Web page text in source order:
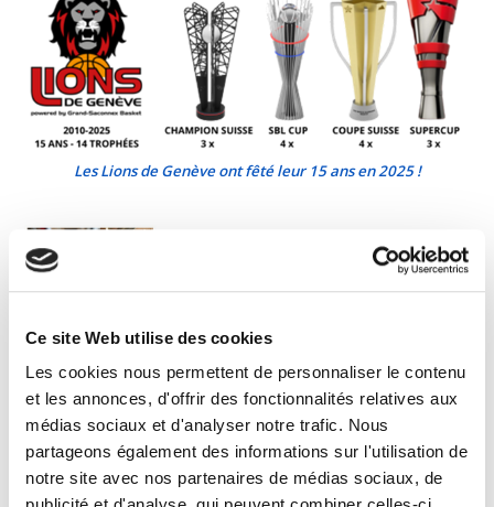
Ce site Web utilise des cookies
Les cookies nous permettent de personnaliser le contenu
et les annonces, d'offrir des fonctionnalités relatives aux
médias sociaux et d'analyser notre trafic. Nous
partageons également des informations sur l'utilisation de
notre site avec nos partenaires de médias sociaux, de
Les Lions de Genève ont fêté leur 15 ans en 2025 !
Une partie du prix de chaque billet
d’entrée, à hauteur deCHF 20.-,sera